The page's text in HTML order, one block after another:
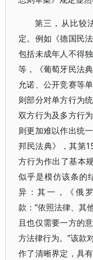
第三，从比较
定。例如《德国民
包括未成年人不得
等，《葡萄牙民法
允诺、公开竞赛等
则部分对单方行为
双方行为及多方行
则更加难以作出统
邦民法典》，其第
方行为作出了基本
似乎是模仿该条的
异：其一，《俄
款：“依照法律、其
且也仅需要一方的
方法律行为。”该款
作了清晰界定，具